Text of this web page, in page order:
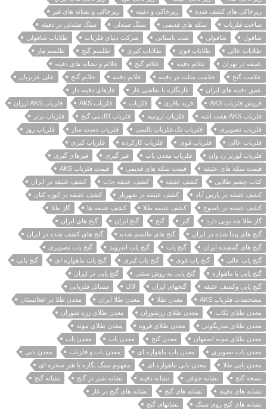
زیرخاکی های کشف شده
زیرخاکی و دفینه
زیرخاکی و نشانه های قبر
ساخت فلزیاب
سکه های قدیمی سنگ صندلی
سنگ صندلی در دفینه
شاقول
شاقولی شت باستانی شرکت دنیای فلزیاب
طلایاب شاقولی
طلایاب عالی
طلایاب قوی طلایاب کبری طلسم گنج
طلسم مار
عتیقه در تهران
علائم دفینه علائم گنج
علائم و نشانه های دفینه
علامت گنج
علامت مثلث در دفینه علایم دفینه علایم گنج
علی عزیزیان
عمق دفینه های ایران
غارنگاره یا نقاشی غار
غارهای دفینه دار
فروش فلزیاب AKS
فرید باقری فلزیاب فلزیاب AKS
فلزیاب AKS ارزان
فلزیاب AKS هفت انتنه
فلزیاب ارومیه فلزیاب اکادمی گنج
فلزیاب برتر
فلزیاب تصویری
فلزیاب تک،فلزیاب پالسی فلزیاب دست ساز
فلزیاب روژ
فلزیاب عالی
فلزیاب قوی فلزیاب کارکرده
فلزیاب کبری
فلزیاب لورنز زد وان
فلزیاب معدن یاب قبر گبری
قبرهای گبری
قیمت سکه های عتیقه
قیمت سکه های قدیمی
قیمت فلزیاب AKS
کتاب چشم طلایی
کشف عتیقه کشف عتیقه جات
کشف عتیقه در ایران
کشف عتیقه در پارس آباد
کشف عتیقه در شهریار
کشف عتیقه در کوزه کنان
کشف عتیقه در یاسوج
کشف عتیقه طلا کشف عتیقه ها
گاز طلا
گاز طلا چه بویی دارد
گبر گنج گنج ایران
گنج های ایران
گنج های پیدا شده در ایران
گنج های طلسم شده
گنج های کشف شده در ایران
گنج های گمشده ایران
گنج یاب گنج یاب اندروید
گنج یاب تصویری
گنج یاب عالی
گنج یاب قوی گنج یاب کبری گنج یاب ماهواره ای
گنج یابی
گنج یابی با ماهواره
گنج یابی به روش سنتی
گنج یابی در ایران
گنج یابی وکشف عتیقه
گنجهای ایران لاک
مسائل فلزیابی
مشخصات فلزیاب AKS
معدن طلا معدن طلا ایران
معدن طلا در افغانستان
معدن طلای تکاب
معدن طلای زرشوران
معدن طلای زره شوران
معدن طلای ساریگونی
معدن طلای قروه
معدن طلای موته
معدن طلای موته اصفهان
معدن گنج معدن ياب
معدن یاب
معدن یاب تصویری
معدن یاب ماهواره ای معدن یاب و فلزیاب
معدن یابی
معدن یابی طلا
معدن یابی ماهواره ای
مفهوم سنگ نگاره یا هنر صخره ای
نسخه گنج
نشانه جوغن نشانه دفینه نشانه شتر در گنج
نشانه گنج
نشانه های دفینه
نشانه های گنج
نشانه های گنج در غار
نشانه های گنج روی سنگ
نشانهای گنج